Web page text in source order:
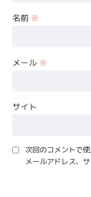
名前 ※
メール ※
サイト
次回のコメントで
メールアドレス、サ